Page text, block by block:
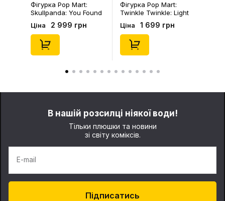
Фігурка Pop Mart:
Twinkle Twinkle: Light
Up: Scene Sets Series
(Blind Box: 1 з 10)
(Secret Edition),
(21372)
Ціна 1 699 грн
Брелок Fuggler:
Collectible Keychains:
Gold Edition: Series 3
(Blind Box: 1 з 24),
(11550)
Ціна 199 грн
В нашій розсилці ніякої води!
Тільки плюшки та новини
зі світу коміксів.
E-mail
Підписатись